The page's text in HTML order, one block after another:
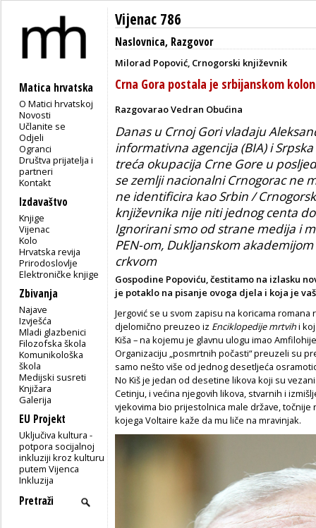
Matica hrvatska
O Matici hrvatskoj
Novosti
Učlanite se
Odjeli
Ogranci
Društva prijatelja i
partneri
Kontakt
Izdavaštvo
Knjige
Vijenac
Kolo
Hrvatska revija
Prirodoslovlje
Elektroničke knjige
Zbivanja
Najave
Izvješća
Mladi glazbenici
Filozofska škola
Komunikološka
škola
Medijski susreti
Knjižara
Galerija
EU Projekt
Uključiva kultura -
potpora socijalnoj
inkluziji kroz kulturu
putem Vijenca
Inkluzija
Vijenac 786
Naslovnica, Razgovor
Milorad Popović, Crnogorski književnik
Crna Gora postala je srbijanskom
Razgovarao Vedran Obućina
Danas u Crnoj Gori vladaju
informativna agencija (BIA) i
treća okupacija Crne Gore u
se zemlji nacionalni Crnogorac ne
ne identificira kao Srbin /
književnika nije niti jednog centa
Ignorirani smo od strane medija i
PEN-om, Dukljanskom
crkvom
Gospodine Popoviću, čestitamo na izlasku
je potaklo na pisanje ovoga djela i koja je
Jergović se u svom zapisu na koricama
djelomično preuzeo iz Enciklopedije mrtvihi
Kiša – na kojemu je glavnu ulogu imao
Organizaciju „posmrtnih počasti“ preuzeli su
samo nešto više od jednog desetljeća
No Kiš je jedan od desetine likova koji su
Cetinju, i većina njegovih likova, stvarnih i
vjekovima bio prijestolnica male države,
kojega Voltaire kaže da mu liče na mravinjak.